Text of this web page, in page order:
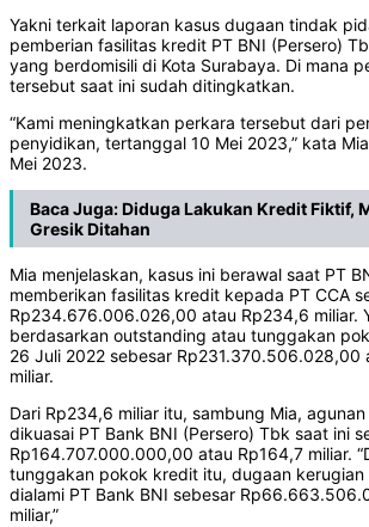
Yakni terkait laporan kasus dugaan tindak
pemberian fasilitas kredit PT BNI (Persero)
yang berdomisili di Kota Surabaya. Di mana
tersebut saat ini sudah ditingkatkan.
“Kami meningkatkan perkara tersebut dari
penyidikan, tertanggal 10 Mei 2023,” kata
Mei 2023.
Baca Juga:Diduga Lakukan Kredit Fiktif,
Gresik Ditahan
Mia menjelaskan, kasus ini berawal saat PT
memberikan fasilitas kredit kepada PT CCA
Rp234.676.006.026,00 atau Rp234,6 miliar.
berdasarkan outstanding atau tunggakan
26 Juli 2022 sebesar Rp231.370.506.028,00
miliar.
Dari Rp234,6 miliar itu, sambung Mia,
dikuasai PT Bank BNI (Persero) Tbk saat ini
Rp164.707.000.000,00 atau Rp164,7 miliar.
tunggakan pokok kredit itu, dugaan kerugian
dialami PT Bank BNI sebesar
miliar,”